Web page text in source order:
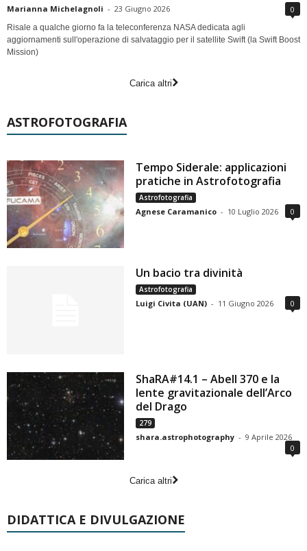
Marianna Michelagnoli - 23 Giugno 2026 0
Risale a qualche giorno fa la teleconferenza NASA dedicata agli
aggiornamenti sull'operazione di salvataggio per il satellite Swift (la Swift Boost
Mission)
Carica altri
ASTROFOTOGRAFIA
Tempo Siderale: applicazioni
pratiche in Astrofotografia
Astrofotografia
Agnese Caramanico - 10 Luglio 2026 0
Un bacio tra divinità
Astrofotografia
Luigi Civita (UAN) - 11 Giugno 2026 0
ShaRA#14.1 – Abell 370 e la
lente gravitazionale dell’Arco
del Drago
279
shara.astrophotography - 9 Aprile 2026
0
Carica altri
DIDATTICA E DIVULGAZIONE